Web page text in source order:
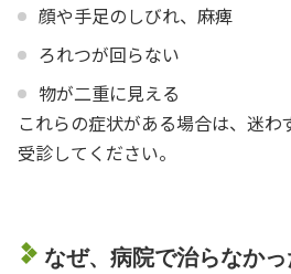
顔や手足のしびれ、麻痺
ろれつが回らない
物が二重に見える
これらの症状がある場合は、迷
受診してください。
なぜ、病院で治らなか